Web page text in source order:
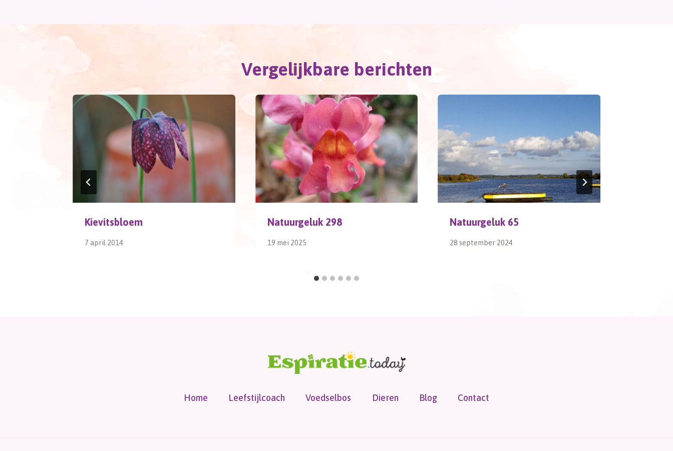
Vergelijkbare berichten
Kievitsbloem
7 april 2014
Natuurgeluk 298
19 mei 2025
Natuurgeluk 65
28 september 2024
Home Leefstijlcoach Voedselbos Dieren Blog Contact